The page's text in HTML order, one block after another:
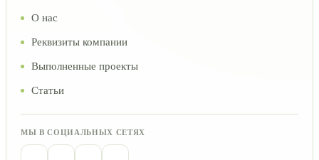
О нас
Реквизиты компании
Выполненные проекты
Статьи
МЫ В СОЦИАЛЬНЫХ СЕТЯХ